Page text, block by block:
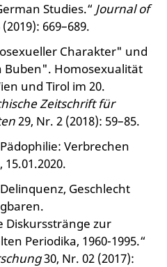
Studies.“ Journal of
669–689.
Charakter" und
Buben". Homosexualität
und Tirol im 20.
Zeitschrift für
29, Nr. 2 (2018): 59–85.
Verbrechen
Geschlecht
Diskursstränge zur
Periodika, 1960-1995.“
30, Nr. 02 (2017):